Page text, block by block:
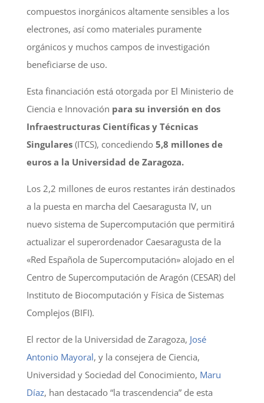
compuestos inorgánicos altamente sensibles a los
electrones, así como materiales puramente
orgánicos y muchos campos de investigación
beneficiarse de uso.
Esta financiación está otorgada por El Ministerio de
Ciencia e Innovación para su inversión en dos
Infraestructuras Científicas y Técnicas
Singulares(ITCS), concediendo 5,8 millones de
euros a la Universidad de Zaragoza.
Los 2,2 millones de euros restantes irán destinados
a la puesta en marcha del Caesaragusta IV, un
nuevo sistema de Supercomputación que permitirá
actualizar el superordenador Caesaragusta de la
«Red Española de Supercomputación» alojado en el
Centro de Supercomputación de Aragón (CESAR) del
Instituto de Biocomputación y Física de Sistemas
Complejos (BIFI).
El rector de la Universidad de Zaragoza, José
Antonio Mayoral, y la consejera de Ciencia,
Universidad y Sociedad del Conocimiento, Maru
Díaz, han destacado “la trascendencia” de esta